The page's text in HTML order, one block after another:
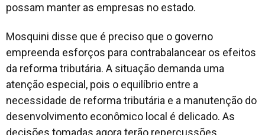
possam manter as empresas no estado.
Mosquini disse que é preciso que o governo
empreenda esforços para contrabalancear os efeitos
da reforma tributária. A situação demanda uma
atenção especial, pois o equilíbrio entre a
necessidade de reforma tributária e a manutenção do
desenvolvimento econômico local é delicado. As
decisões tomadas agora terão repercussões